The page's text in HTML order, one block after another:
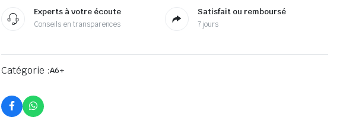
Experts à votre écoute
Conseils en transparences
Satisfait ou remboursé
7 jours
Catégorie :A6+